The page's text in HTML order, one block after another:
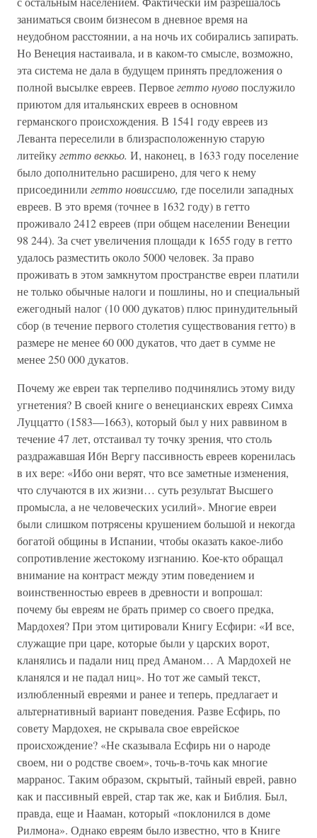
заниматься своим бизнесом в дневное время на
неудобном расстоянии, а на ночь их собирались запирать.
Но Венеция настаивала, и в каком-то смысле, возможно,
эта система не дала в будущем принять предложения о
полной высылке евреев. Первоегетто нуовопослужило
приютом для итальянских евреев в основном
германского происхождения. В 1541 году евреев из
Леванта переселили в близрасположенную старую
литейкугетто веккьо. И, наконец, в 1633 году поселение
было дополнительно расширено, для чего к нему
присоединили гетто новиссимо, где поселили западных
евреев. В это время (точнее в 1632 году) в гетто
проживало 2412 евреев (при общем населении Венеции
98 244). За счет увеличения площади к 1655 году в гетто
удалось разместить около 5000 человек. За право
проживать в этом замкнутом пространстве евреи платили
не только обычные налоги и пошлины, но и специальный
ежегодный налог (10 000 дукатов) плюс принудительный
сбор (в течение первого столетия существования гетто) в
размере не менее 60 000 дукатов, что дает в сумме не
менее 250 000 дукатов.
Почему же евреи так терпеливо подчинялись этому виду
угнетения? В своей книге о венецианских евреях Симха
Луццатто (1583—1663), который был у них раввином в
течение 47 лет, отстаивал ту точку зрения, что столь
раздражавшая Ибн Вергу пассивность евреев коренилась
в их вере: «Ибо они верят, что все заметные изменения,
что случаются в их жизни… суть результат Высшего
промысла, а не человеческих усилий». Многие евреи
были слишком потрясены крушением большой и некогда
богатой общины в Испании, чтобы оказать какое-либо
сопротивление жестокому изгнанию. Кое-кто обращал
внимание на контраст между этим поведением и
воинственностью евреев в древности и вопрошал:
почему бы евреям не брать пример со своего предка,
Мардохея? При этом цитировали Книгу Есфири: «И все,
служащие при царе, которые были у царских ворот,
кланялись и падали ниц пред Аманом… А Мардохей не
кланялся и не падал ниц». Но тот же самый текст,
излюбленный евреями и ранее и теперь, предлагает и
альтернативный вариант поведения. Разве Есфирь, по
совету Мардохея, не скрывала свое еврейское
происхождение? «Не сказывала Есфирь ни о народе
своем, ни о родстве своем», точь-в-точь как многие
марранос. Таким образом, скрытый, тайный еврей, равно
как и пассивный еврей, стар так же, как и Библия. Был,
правда, еще и Нааман, который «поклонился в доме
Рилмона». Однако евреям было известно, что в Книге